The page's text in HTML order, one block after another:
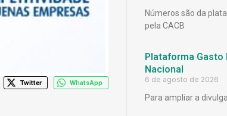
Twitter WhatsApp
Números são da
pela CACB
Plataforma Gasto
Nacional
6 de agosto de 2026
Para ampliar a